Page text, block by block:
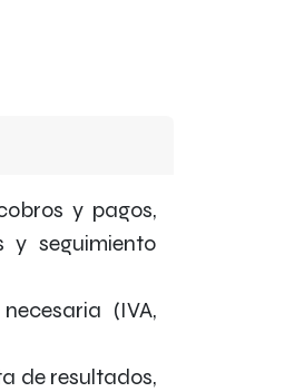
y pagos,
y seguimiento
(IVA,
de resultados,